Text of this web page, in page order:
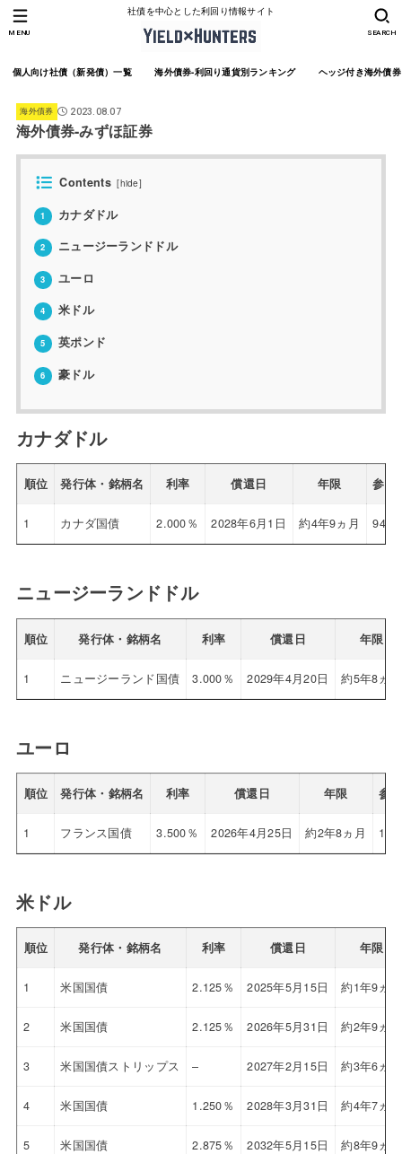
社債を中心とした利回り情報サイト
個人向け社債（新発債）一覧 海外債券-利回り通貨別ランキング ヘッジ付き海外債
SEARCH
MENU
海外債券 2023.08.07
海外債券-みずほ証券
Contents [hide]
1 カナダドル
2 ニュージーランドドル
3 ユーロ
4 米ドル
5 英ポンド
6 豪ドル
カナダドル
順位 発行体・銘柄名 利率 償還日 年限 参考
1 カナダ国債 2.000％ 2028年6月1日 約4年9ヵ月 94.13
ニュージーランドドル
順位 発行体・銘柄名 利率 償還日 年限
1 ニュージーランド国債 3.000％ 2029年4月20日 約5年8ヵ月
ユーロ
順位 発行体・銘柄名 利率 償還日 年限 参
1 フランス国債 3.500％ 2026年4月25日 約2年8ヵ月
米ドル
順位 発行体・銘柄名 利率 償還日 年限
1 米国国債 2.125％ 2025年5月15日 約1年9ヵ月
2 米国国債 2.125％ 2026年5月31日 約2年9ヵ月
3 米国国債ストリップス – 2027年2月15日 約3年6ヵ月
4 米国国債 1.250％ 2028年3月31日 約4年7ヵ月
5 米国国債 2.875％ 2032年5月15日 約8年9ヵ月